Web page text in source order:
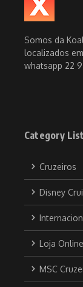
Somos da
localizados
whatsapp 22
Category List
Cruzeiros
Disney
Loja Online
MSC